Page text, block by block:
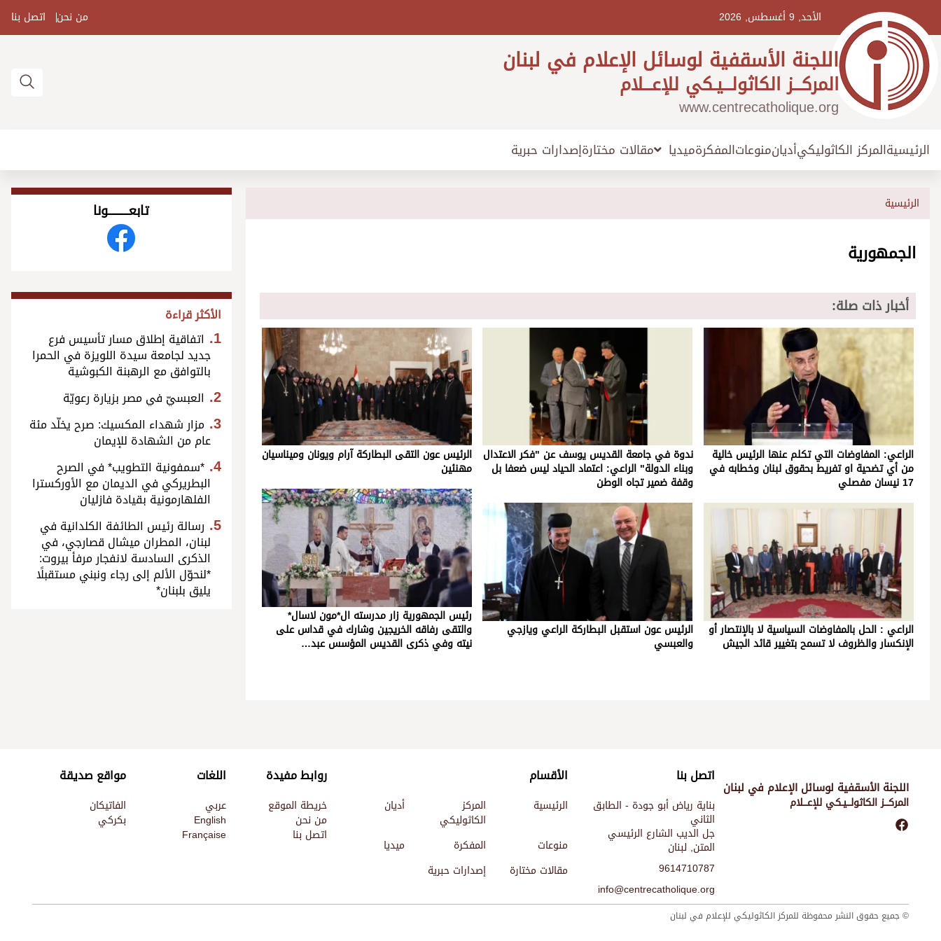
الأحد, 9 أغسطس, 2026 من نحن اتصل بنا
اللجنة الأسقفية لوسائل الإعلام في لبنان
المركـــز الكاثولـــيـكي للإعـــلام
www.centrecatholique.org
الرئيسيةالمركز الكاثوليكيأديانمنوعاتالمفكرةميديا مقالات مختارةإصدارات حبرية
الرئيسية
الجمهورية
أخبار ذات صلة:
الراعي: المفاوضات التي تكلم عنها الرئيس خالية
من أي تضحية او تفريط بحقوق لبنان وخطابه في
17 نيسان مفصلي
الراعي : الحل بالمفاوضات السياسية لا بالإنتصار أو
الإنكسار والظروف لا تسمح بتغيير قائد الجيش
ندوة في جامعة القديس يوسف عن "فكر الاعتدال
وبناء الدولة" الراعي: اعتماد الحياد ليس ضعفا بل
وقفة ضمير تجاه الوطن
الرئيس عون استقبل البطاركة الراعي ويازجي
والعبسي
الرئيس عون التقى البطاركة آرام ويونان وميناسيان
مهنئين
رئيس الجمهورية زار مدرسته ال*مون لاسال*
والتقى رفاقه الخريجين وشارك في قداس على
نيته وفي ذكرى القديس المؤسس عبد…
تابعــــــــــونا
الأكثر قراءة
اتفاقية إطلاق مسار تأسيس فرع
جديد لجامعة سيدة اللويزة في الحمرا
بالتوافق مع الرهبنة الكبوشية
العبسيّ في مصر بزيارة رعويّة
مزار شهداء المكسيك: صرح يخلّد مئة
عام من الشهادة للإيمان
*سمفونية التطويب* في الصرح
البطريركي في الديمان مع الأوركسترا
الفلهارمونية بقيادة فازليان
رسالة رئيس الطائفة الكلدانية في
لبنان، المطران ميشال قصارجي، في
الذكرى السادسة لانفجار مرفأ بيروت:
*لنحوّل الألم إلى رجاء ونبني مستقبلًا
يليق بلبنان*
اللجنة الأسقفية لوسائل الإعلام في لبنان
المركـــز الكاثولـــيـكي للإعـــلام
اتصل بنا
بناية رياض أبو جودة - الطابق
الثاني
جل الديب الشارع الرئيسي
المتن, لبنان
9614710787
info@centrecatholique.org
الأقسام
الرئيسية المركز
الكاثوليكي
أديان
منوعات المفكرة
ميديا
مقالات مختارة
إصدارات حبرية
روابط مفيدة
خريطة الموقع
من نحن
اتصل بنا
اللغات
عربي
English
Française
مواقع صديقة
الفاتيكان
بكركي
© جميع حقوق النشر محفوظة للمركز الكاثوليكي للإعلام في لبنان